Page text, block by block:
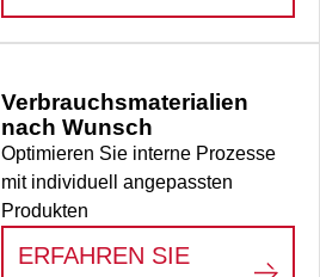
Verbrauchsmaterialien
nach Wunsch
Optimieren Sie interne Prozesse
mit individuell angepassten
Produkten
ERFAHREN SIE